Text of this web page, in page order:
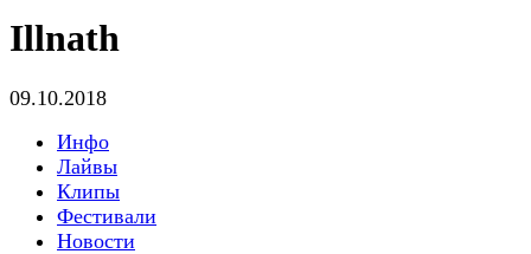
Illnath
09.10.2018
Инфо
Лайвы
Клипы
Фестивали
Новости